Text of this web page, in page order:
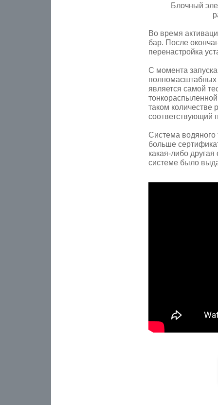
Блочный
Во время
бар. После
перенастройка
С момента
полномасштабных
является самой
таком количестве
соответствующий
Система
больше
какая-либо
системе было